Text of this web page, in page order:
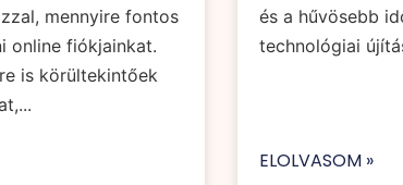
mennyire fontos
online fiókjainkat.
is körültekintőek
és a hűvösebb
technológiai
ELOLVASOM »